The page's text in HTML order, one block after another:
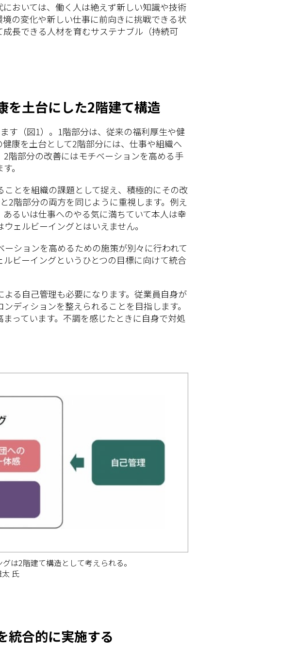
おいては、働く人は絶えず新しい知識や技術
の変化や新しい仕事に前向きに挑戦できる状
長できる人材を育むサステナブル（持続可
を土台にした2階建て構造
す（図1）。1階部分は、従来の福利厚生や健
康を土台として2階部分には、仕事や組織へ
階部分の改善にはモチベーションを高める手
。
とを組織の課題として捉え、積極的にその改
2階部分の両方を同じように重視します。例え
るいは仕事へのやる気に満ちていて本人は幸
ェルビーイングとはいえません。
ションを高めるための施策が別々に行われて
ビーイングというひとつの目標に向けて統合
る自己管理も必要になります。従業員自身が
ディションを整えられることを目指します。
っています。不調を感じたときに自身で対処
は2階建て構造として考えられる。
氏
統合的に実施する